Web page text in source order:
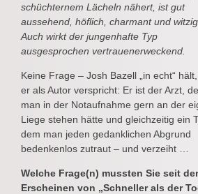
schüchternem Lächeln nähert, ist gut
aussehend, höflich, charmant und witzig.
Auch wirkt der jungenhafte Typ
ausgesprochen vertrauenerweckend.
Keine Frage – Josh Bazell „in echt“
er als Autor verspricht: Er ist der Arzt,
man in der Notaufnahme gern an der
Liege stehen hätte und gleichzeitig ein
dem man jeden gedanklichen Abgrund
bedenkenlos zutraut – und verzeiht …
Welche Frage(n) mussten Sie seit
Erscheinen von „Schneller als der